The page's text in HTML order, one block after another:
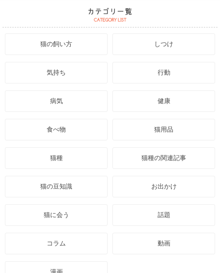
猫の飼い方 しつけ
気持ち 行動
病気 健康
食べ物 猫用品
猫種 猫種の関連記事
猫の豆知識 お出かけ
猫に会う 話題
コラム 動画